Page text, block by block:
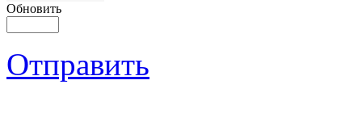
Обновить
Отправить